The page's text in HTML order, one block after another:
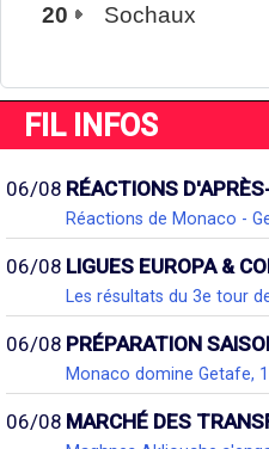
20
Sochaux
FIL INFOS
06/08 RÉACTIONS
Réactions de Monaco -
06/08 LIGUES EUROPA &
Les résultats du 3e tour
06/08 PRÉPARATION
Monaco domine Getafe,
06/08 MARCHÉ DES